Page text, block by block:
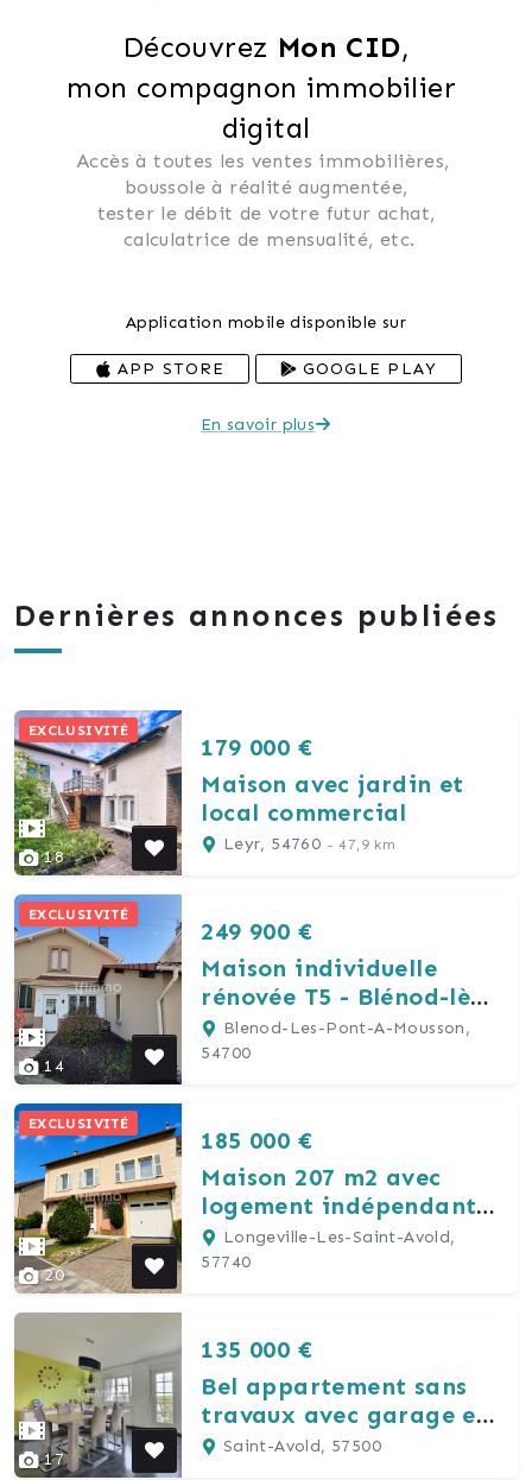
Découvrez Mon CID,
mon compagnon immobilier
digital
Accès à toutes les ventes immobilières,
boussole à réalité augmentée,
tester le débit de votre futur achat,
calculatrice de mensualité, etc.
Application mobile disponible sur
APP STORE GOOGLE PLAY
En savoir plus
Dernières annonces publiées
18
EXCLUSIVITÉ
179 000 €
Maison avec jardin et
local commercial
Leyr, 54760 - 47,9 km
14
EXCLUSIVITÉ
249 900 €
Maison individuelle
rénovée T5 - Blénod-lès-
Pont-à-Mousson
Blenod-Les-Pont-A-Mousson,
54700
20
EXCLUSIVITÉ
185 000 €
Maison 207 m2 avec
logement indépendant
en Rdc
Longeville-Les-Saint-Avold,
57740
17
135 000 €
Bel appartement sans
travaux avec garage et
jardin
Saint-Avold, 57500